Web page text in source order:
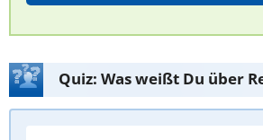
Quiz: Was weißt Du über